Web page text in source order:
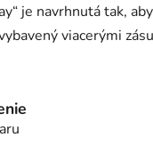
je navrhnutá tak,
viacerými